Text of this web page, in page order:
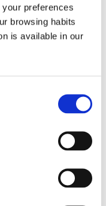
preferences
browsing habits
is available in our
Fusion ab